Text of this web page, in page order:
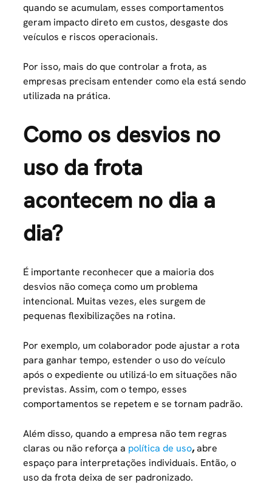
quando se acumulam, esses comportamentos
geram impacto direto em custos, desgaste dos
veículos e riscos operacionais.
Por isso, mais do que controlar a frota, as
empresas precisam entender como ela está sendo
utilizada na prática.
Como os desvios no
uso da frota
acontecem no dia a
dia?
É importante reconhecer que a maioria dos
desvios não começa como um problema
intencional. Muitas vezes, eles surgem de
pequenas flexibilizações na rotina.
Por exemplo, um colaborador pode ajustar a rota
para ganhar tempo, estender o uso do veículo
após o expediente ou utilizá-lo em situações não
previstas. Assim, com o tempo, esses
comportamentos se repetem e se tornam padrão.
Além disso, quando a empresa não tem regras
claras ou não reforça a política de uso,abre
espaço para interpretações individuais. Então, o
uso da frota deixa de ser padronizado.